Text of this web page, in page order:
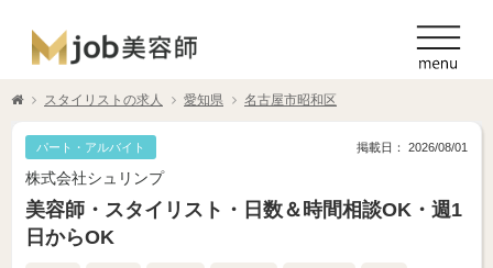
スタイリストの求人 愛知県 名古屋市昭和区
パート・アルバイト 掲載日： 2026/08/01
株式会社シュリンプ
美容師・スタイリスト・日数＆時間相談OK・週1
日からOK